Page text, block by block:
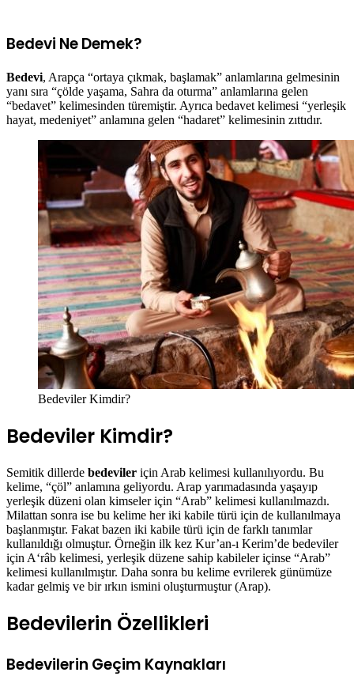
Bedevi Ne Demek?
Bedevi, Arapça “ortaya çıkmak, başlamak” anlamlarına gelmesinin
yanı sıra “çölde yaşama, Sahra da oturma” anlamlarına gelen
“bedavet” kelimesinden türemiştir. Ayrıca bedavet kelimesi “yerleşik
hayat, medeniyet” anlamına gelen “hadaret” kelimesinin zıttıdır.
Bedeviler Kimdir?
Bedeviler Kimdir?
Semitik dillerde bedeviler için Arab kelimesi kullanılıyordu. Bu
kelime, “çöl” anlamına geliyordu. Arap yarımadasında yaşayıp
yerleşik düzeni olan kimseler için “Arab” kelimesi kullanılmazdı.
Milattan sonra ise bu kelime her iki kabile türü için de kullanılmaya
başlanmıştır. Fakat bazen iki kabile türü için de farklı tanımlar
kullanıldığı olmuştur. Örneğin ilk kez Kur’an-ı Kerim’de bedeviler
için A‘râb kelimesi, yerleşik düzene sahip kabileler içinse “Arab”
kelimesi kullanılmıştır. Daha sonra bu kelime evrilerek günümüze
kadar gelmiş ve bir ırkın ismini oluşturmuştur (Arap).
Bedevilerin Özellikleri
Bedevilerin Geçim Kaynakları